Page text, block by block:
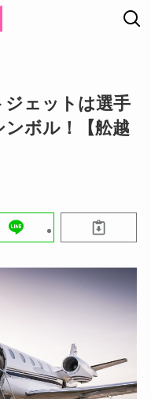
ェットは選手
ボル！【舩越